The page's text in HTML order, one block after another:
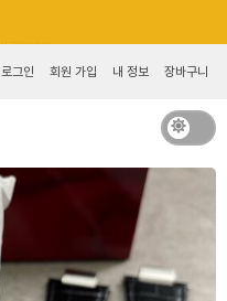
로그인 회원 가입 내 정보 장바구니